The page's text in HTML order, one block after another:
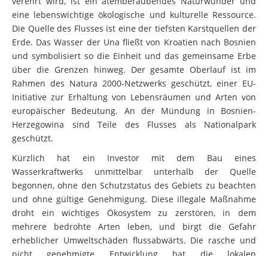
eine lebenswichtige ökologische und kulturelle Ressource.
Die Quelle des Flusses ist eine der tiefsten Karstquellen der
Erde. Das Wasser der Una fließt von Kroatien nach Bosnien
und symbolisiert so die Einheit und das gemeinsame Erbe
über die Grenzen hinweg. Der gesamte Oberlauf ist im
Rahmen des Natura 2000-Netzwerks geschützt, einer EU-
Initiative zur Erhaltung von Lebensräumen und Arten von
europäischer Bedeutung. An der Mündung in Bosnien-
Herzegowina sind Teile des Flusses als Nationalpark
geschützt.
Wasserkraftwerks unmittelbar unterhalb der Quelle
begonnen, ohne den Schutzstatus des Gebiets zu beachten
und ohne gültige Genehmigung. Diese illegale Maßnahme
droht ein wichtiges Ökosystem zu zerstören, in dem
mehrere bedrohte Arten leben, und birgt die Gefahr
erheblicher Umweltschäden flussabwärts. Die rasche und
nicht genehmigte Entwicklung hat die lokalen